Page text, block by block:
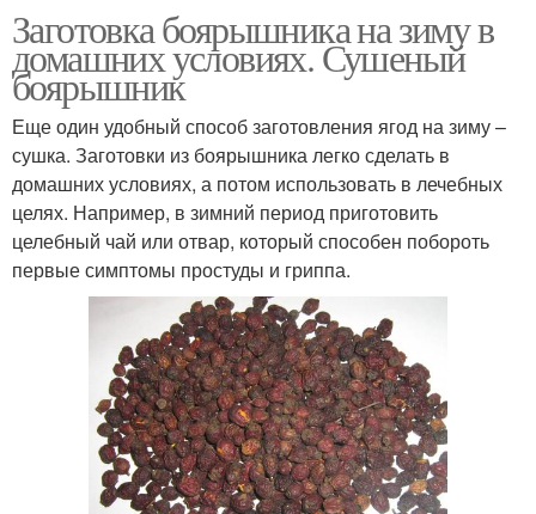
Заготовка боярышника на зиму в
домашних условиях. Сушеный
боярышник
Еще один удобный способ заготовления ягод на зиму –
сушка. Заготовки из боярышника легко сделать в
домашних условиях, а потом использовать в лечебных
целях. Например, в зимний период приготовить
целебный чай или отвар, который способен побороть
первые симптомы простуды и гриппа.